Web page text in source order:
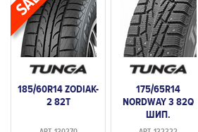
185/60R14 ZODIAK-
2 82T
175/65R14
NORDWAY 3 82Q
ШИП.